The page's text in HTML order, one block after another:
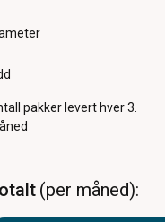
pakkerlevert hver 3.
per måned